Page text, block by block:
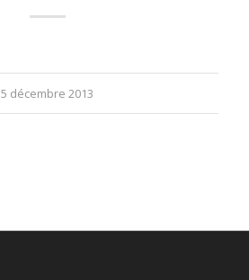
5 décembre 2013